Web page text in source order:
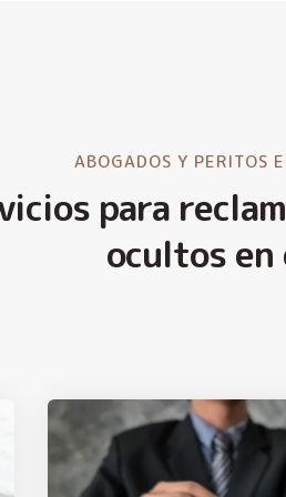
ABOGADOS Y PERITOS
para
ocultos en